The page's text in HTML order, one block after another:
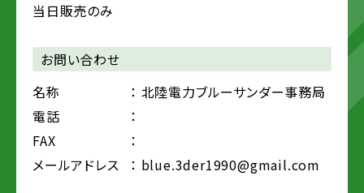
当日販売のみ
お問い合わせ
名称
： 北陸電力ブルーサンダー事務局
電話
：
FAX
：
メールアドレス
： blue.3der1990@gmail.com